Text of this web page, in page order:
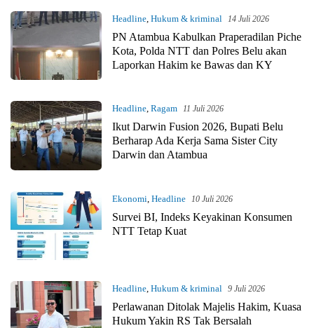
Headline, Hukum & kriminal 14 Juli 2026
PN Atambua Kabulkan Praperadilan Piche
Kota, Polda NTT dan Polres Belu akan
Laporkan Hakim ke Bawas dan KY
Headline, Ragam 11 Juli 2026
Ikut Darwin Fusion 2026, Bupati Belu
Berharap Ada Kerja Sama Sister City
Darwin dan Atambua
Ekonomi Headline 10 Juli 2026
Survei BI, Indeks Keyakinan Konsumen
NTT Tetap Kuat
Headline, Hukum & kriminal 9 Juli 2026
Perlawanan Ditolak Majelis Hakim, Kuasa
Hukum Yakin RS Tak Bersalah